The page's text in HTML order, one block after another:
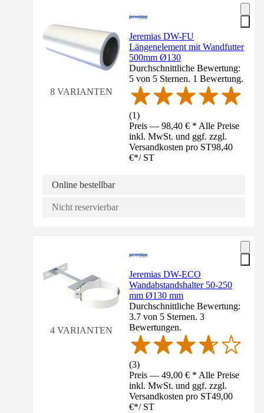
8 VARIANTEN
Jeremias DW-FU
Längenelement mit Wandfutter
500mm Ø130
Durchschnittliche Bewertung:
5 von 5 Sternen. 1 Bewertung.
(1)
Preis — 98,40 € * Alle Preise
inkl. MwSt. und ggf. zzgl.
Versandkosten pro ST98,40
€*/ ST
Online bestellbar
Nicht reservierbar
4 VARIANTEN
Jeremias DW-ECO
Wandabstandshalter 50-250
mm Ø130 mm
Durchschnittliche Bewertung:
3.7 von 5 Sternen. 3
Bewertungen.
(3)
Preis — 49,00 € * Alle Preise
inkl. MwSt. und ggf. zzgl.
Versandkosten pro ST49,00
€*/ ST